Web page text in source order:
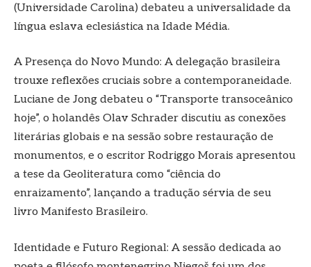
(Universidade Carolina) debateu a universalidade da
língua eslava eclesiástica na Idade Média.
A Presença do Novo Mundo: A delegação brasileira
trouxe reflexões cruciais sobre a contemporaneidade.
Luciane de Jong debateu o “Transporte transoceânico
hoje”, o holandês Olav Schrader discutiu as conexões
literárias globais e na sessão sobre restauração de
monumentos, e o escritor Rodriggo Morais apresentou
a tese da Geoliteratura como “ciência do
enraizamento”, lançando a tradução sérvia de seu
livro Manifesto Brasileiro.
Identidade e Futuro Regional: A sessão dedicada ao